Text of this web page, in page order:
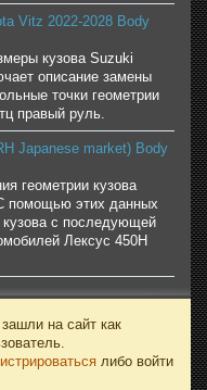
Vitz 2022-2028 Body
кузова Suzuki
описание замены
точки геометрии
правый руль.
Japanese market) Body
геометрии кузова
помощью этих данных
кузова с последующей
Лексус 450H
на сайт как
либо войти